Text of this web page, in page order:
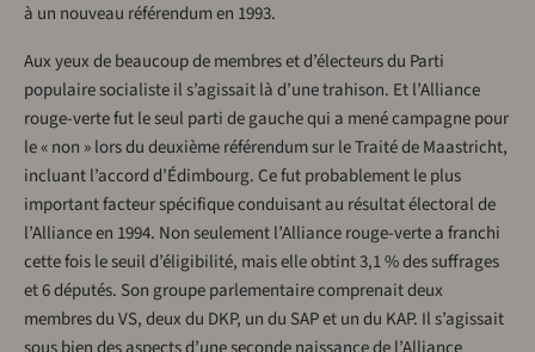
à un nouveau référendum en 1993.
Aux yeux de beaucoup de membres et d’électeurs du Parti
populaire socialiste il s’agissait là d’une trahison. Et l’Alliance
rouge-verte fut le seul parti de gauche qui a mené campagne pour
le « non » lors du deuxième référendum sur le Traité de Maastricht,
incluant l’accord d’Édimbourg. Ce fut probablement le plus
important facteur spécifique conduisant au résultat électoral de
l’Alliance en 1994. Non seulement l’Alliance rouge-verte a franchi
cette fois le seuil d’éligibilité, mais elle obtint 3,1 % des suffrages
et 6 députés. Son groupe parlementaire comprenait deux
membres du VS, deux du DKP, un du SAP et un du KAP. Il s’agissait